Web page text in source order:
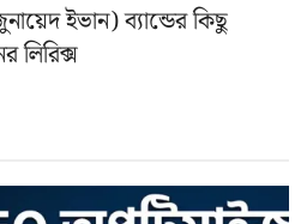
ইভান) ব্যান্ডের কিছু
লিরিক্স